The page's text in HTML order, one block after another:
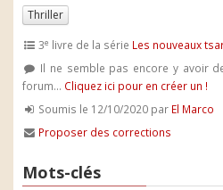
Thriller
3e livre de la série Les nouveaux
Il ne semble pas encore y avoir
forum... Cliquez ici pour en créer un !
Soumis le 12/10/2020 par El Marco
Proposer des corrections
Mots-clés